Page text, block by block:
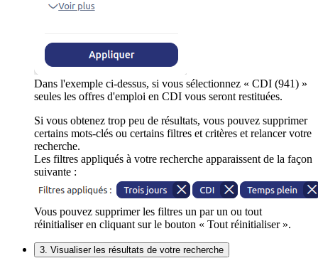
Dans l'exemple ci-dessus, si vous sélectionnez « CDI (941) »
seules les offres d'emploi en CDI vous seront restituées.
Si vous obtenez trop peu de résultats, vous pouvez supprimer
certains mots-clés ou certains filtres et critères et relancer votre
recherche.
Les filtres appliqués à votre recherche apparaissent de la façon
suivante :
Vous pouvez supprimer les filtres un par un ou tout
réinitialiser en cliquant sur le bouton « Tout réinitialiser ».
3. Visualiser les résultats de votre recherche